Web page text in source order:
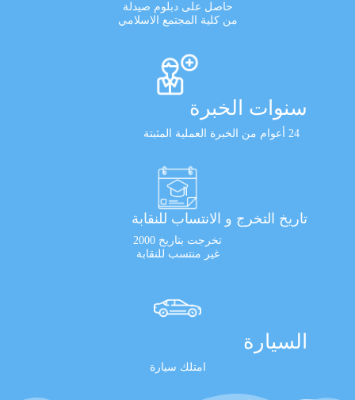
حاصل على دبلوم صيدلة
من كلية المجتمع الاسلامي
سنوات الخبرة
24 أعوام من الخبرة العملية المثبتة
تاريخ التخرج و الانتساب للنقابة
تخرجت بتاريخ 2000
غير منتسب للنقابة
السيارة
امتلك سيارة